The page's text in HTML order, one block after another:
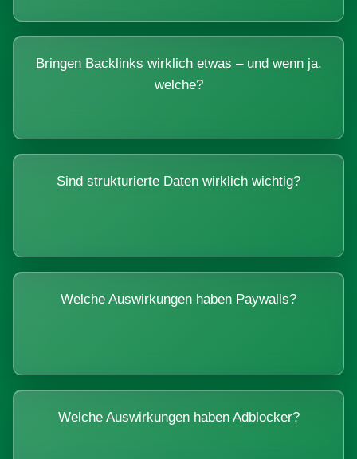
Bringen Backlinks wirklich etwas – und wenn ja,
welche?
Sind strukturierte Daten wirklich wichtig?
Welche Auswirkungen haben Paywalls?
Welche Auswirkungen haben Adblocker?